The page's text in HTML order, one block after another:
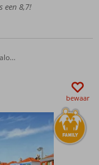
een 8,7!
bewaar